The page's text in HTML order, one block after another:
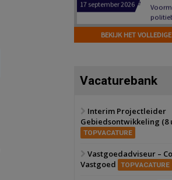
17 september 2026
6 oktober 2026
BEKIJK HET
Vacaturebank
Interim Projectleider
Gebiedsontwikkeling (8
TOPVACATURE
Vastgoedadviseur –
Vastgoed
TOPVACATURE